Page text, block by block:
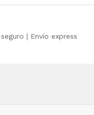
| Envio express